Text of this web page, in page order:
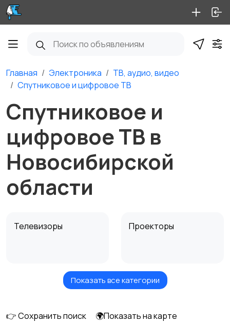
Главная Электроника
ТВ, аудио, видео
Спутниковое и цифровое ТВ
Спутниковое и
цифровое ТВ в
Новосибирской
области
Телевизоры Проекторы
Акустика, колонки,
Домашние
Показать все категории
👉 Сохранить поиск
🌍Показать на карте